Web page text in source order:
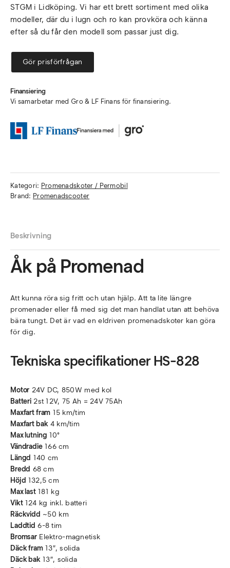
STGM i Lidköping. Vi har ett brett sortiment med olika
modeller, där du i lugn och ro kan provköra och känna
efter så du får den modell som passar just dig.
Gör prisförfrågan
Finansiering
Vi samarbetar med Gro & LF Finans för finansiering.
Kategori: Promenadskoter / Permobil
Brand: Promenadscooter
Beskrivning
Åk på Promenad
Att kunna röra sig fritt och utan hjälp. Att ta lite längre
promenader eller få med sig det man handlat utan att behöva
bära tungt. Det är vad en eldriven promenadskoter kan göra
för dig.
Tekniska specifikationer HS-828
Motor 24V DC, 850W med kol
Batteri 2st 12V, 75 Ah = 24V 75Ah
Maxfart fram 15 km/tim
Maxfart bak4 km/tim
Max lutning 10°
Vändradie166 cm
Längd 140 cm
Bredd 68 cm
Höjd 132,5 cm
Max last181 kg
Vikt124 kg inkl. batteri
Räckvidd ~50 km
Laddtid 6-8 tim
Bromsar Elektro-magnetisk
Däck fram13″, solida
Däck bak13″, solida